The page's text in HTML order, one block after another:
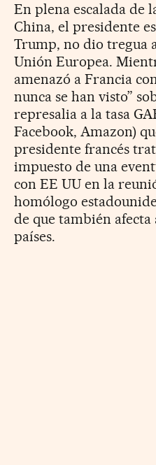
En plena escalada de
China, el presidente
Trump, no dio tregua
Unión Europea.
amenazó a Francia
nunca se han visto”
represalia a la tasa
Facebook, Amazon)
presidente francés
impuesto de una
con EE UU en la
homólogo
de que también afecta
países.